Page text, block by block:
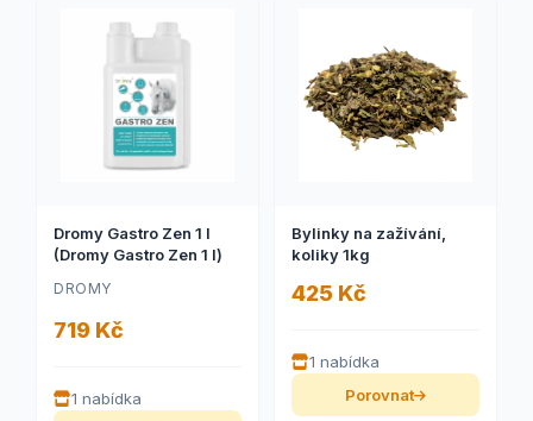
Dromy Gastro Zen 1 l
(Dromy Gastro Zen 1 l)
DROMY
719 Kč
1 nabídka
Bylinky na zažívání,
koliky 1kg
425 Kč
1 nabídka
Porovnat